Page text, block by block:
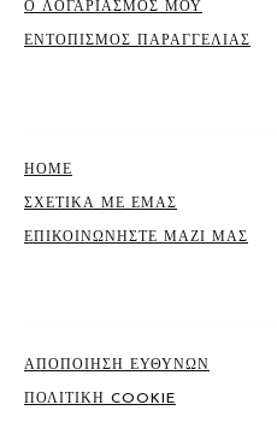
Ο ΛΟΓΑΡΙΑΣΜΌΣ ΜΟΥ
ΕΝΤΟΠΙΣΜΟΣ ΠΑΡΑΓΓΕΛΙΑΣ
ΗΟΜΕ
ΣΧΕΤΙΚΆ ΜΕ ΕΜΆΣ
ΕΠΙΚΟΙΝΩΝΉΣΤΕ ΜΑΖΊ ΜΑΣ
ΑΠΟΠΟΙΗΣΗ ΕΥΘΥΝΩΝ
ΠΟΛΙΤΙΚΉ COOKIE